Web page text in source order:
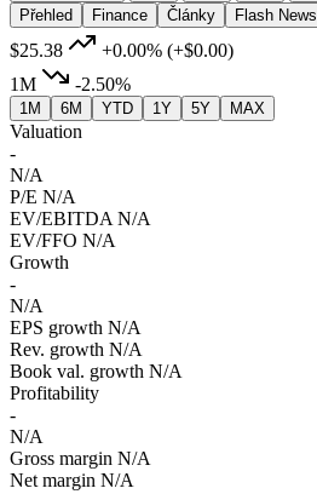
Přehled
Finance Články Flash News
$25.38 +0.00% (+$0.00)
1M
-2.50%
1M 6M YTD 1Y 5Y MAX
Valuation
-
N/A
P/E N/A
EV/EBITDA N/A
EV/FFO N/A
Growth
-
N/A
EPS growth N/A
Rev. growth N/A
Book val. growth N/A
Profitability
-
N/A
Gross margin N/A
Net margin N/A